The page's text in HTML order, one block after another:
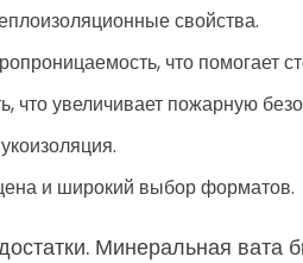
свойства.
что помогает
что увеличивает пожарную
и широкий выбор форматов.
Минеральная вата